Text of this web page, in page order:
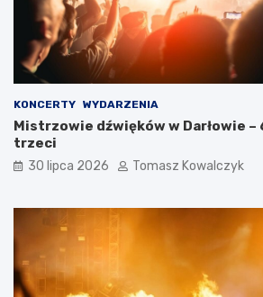
KONCERTY WYDARZENIA
Mistrzowie dźwięków w Darłowie –
trzeci
30 lipca 2026 Tomasz Kowalczyk